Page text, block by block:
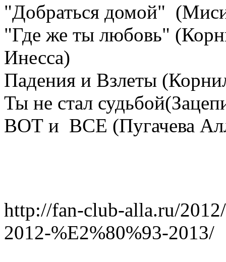
"Добраться домой"
"Где же ты любовь"
Инесса)
Падения и Взлеты
Ты не стал
ВОТ и ВСЕ (Пугачева
http://fan-club-alla.ru/
2012-%E2%80%93-2013/